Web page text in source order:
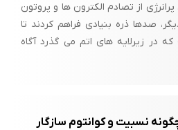
حل این معادلات حالتهای کوانتمی
مسیر فاینمن است که در آن تابع حالت
در هندسه فضا رخ می‌دهد. این
های پرانرژی از تصادم الکترون ها و پروتون
صدها ذره بنیادی فراهم کردند تا
که در زیرلایه های اتم می گذرد آگاه
نسبیت و کوانتوم سازگار